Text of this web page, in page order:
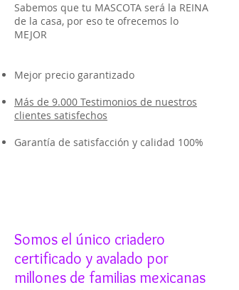
Sabemos que tu MASCOTA será la REINA
de la casa, por eso te ofrecemos lo
MEJOR
Mejor precio garantizado
Más de 9.000 Testimonios de nuestros
clientes satisfechos
Garantía de satisfacción y calidad 100%
Somos el único criadero
certificado y avalado por
millones de familias mexicanas